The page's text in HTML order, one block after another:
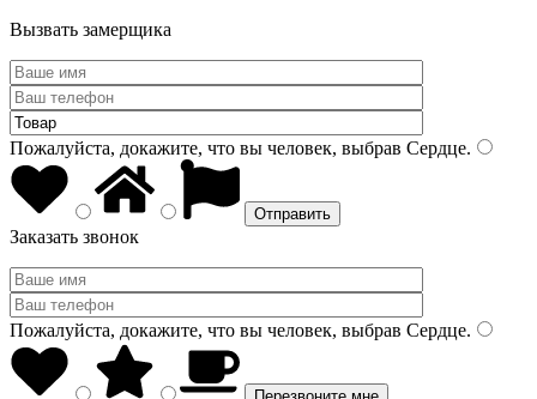
Вызвать замерщика
Пожалуйста, докажите, что вы человек, выбрав Сердце.
Заказать звонок
Пожалуйста, докажите, что вы человек, выбрав Сердце.